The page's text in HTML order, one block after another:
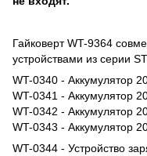
Гайковерт WT-9364
устройствами из серии
WT-0340 - Аккумулятор
WT-0341 - Аккумулятор
WT-0342 - Аккумулятор
WT-0343 - Аккумулятор
WT-0344 - Устройство